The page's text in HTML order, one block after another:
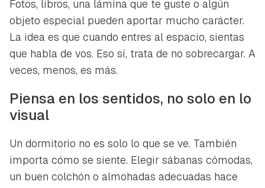
Fotos, libros, una lámina que te guste o algún
objeto especial pueden aportar mucho carácter.
La idea es que cuando entres al espacio, sientas
que habla de vos. Eso sí, trata de no sobrecargar. A
veces, menos, es más.
Piensa en los sentidos, no solo en lo
visual
Un dormitorio no es solo lo que se ve. También
importa cómo se siente. Elegir sábanas cómodas,
un buen colchón o almohadas adecuadas hace